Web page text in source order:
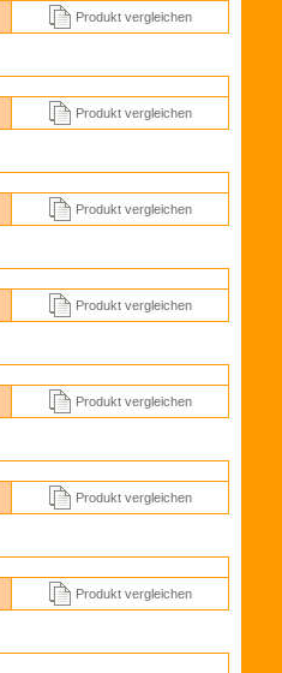
Produkt vergleichen
Produkt vergleichen
Produkt vergleichen
Produkt vergleichen
Produkt vergleichen
Produkt vergleichen
Produkt vergleichen